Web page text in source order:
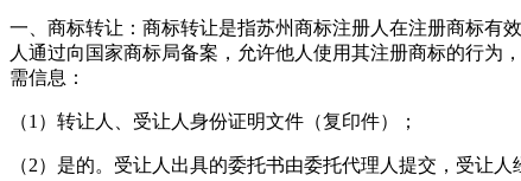
一、商标转让：商标转让是指苏州商标注册人在注册商标有
人通过向国家商标局备案，允许他人使用其注册商标的行为
需信息：
（1）转让人、受让人身份证明文件（复印件）；
（2）是的。受让人出具的委托书由委托代理人提交，受让